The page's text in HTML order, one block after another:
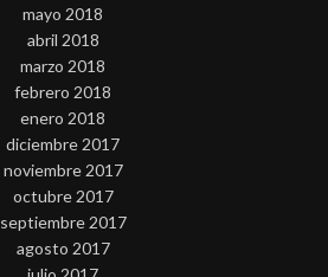
mayo 2018
abril 2018
marzo 2018
febrero 2018
enero 2018
diciembre 2017
noviembre 2017
octubre 2017
septiembre 2017
agosto 2017